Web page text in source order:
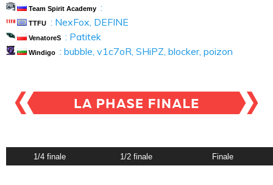
Team Spirit Academy :
TTFU : NexFox, DEFINE
VenatoreS : Patitek
Windigo : bubble, v1c7oR, SHiPZ, blocker, poizon
1/4 finale 1/2 finale Finale